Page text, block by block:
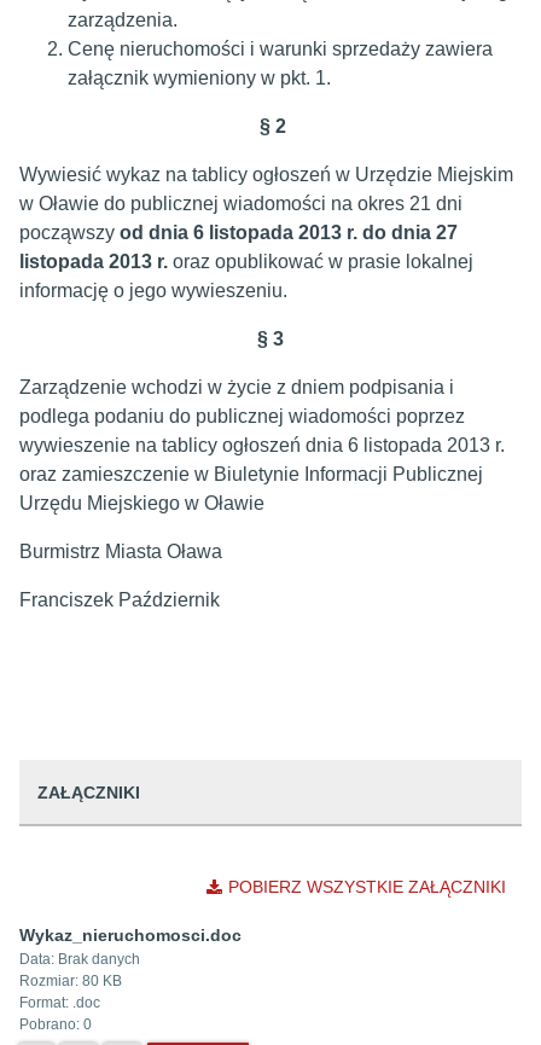
zarządzenia.
Cenę nieruchomości i warunki sprzedaży zawiera
załącznik wymieniony w pkt. 1.
§ 2
Wywiesić wykaz na tablicy ogłoszeń w Urzędzie Miejskim
w Oławie do publicznej wiadomości na okres 21 dni
począwszy od dnia 6 listopada 2013 r. do dnia 27
listopada 2013 r. oraz opublikować w prasie lokalnej
informację o jego wywieszeniu.
§ 3
Zarządzenie wchodzi w życie z dniem podpisania i
podlega podaniu do publicznej wiadomości poprzez
wywieszenie na tablicy ogłoszeń dnia 6 listopada 2013 r.
oraz zamieszczenie w Biuletynie Informacji Publicznej
Urzędu Miejskiego w Oławie
Burmistrz Miasta Oława
Franciszek Październik
ZAŁĄCZNIKI
POBIERZ WSZYSTKIE ZAŁĄCZNIKI
Wykaz_nieruchomosci.doc
Data: Brak danych
Rozmiar: 80 KB
Format: .doc
Pobrano: 0